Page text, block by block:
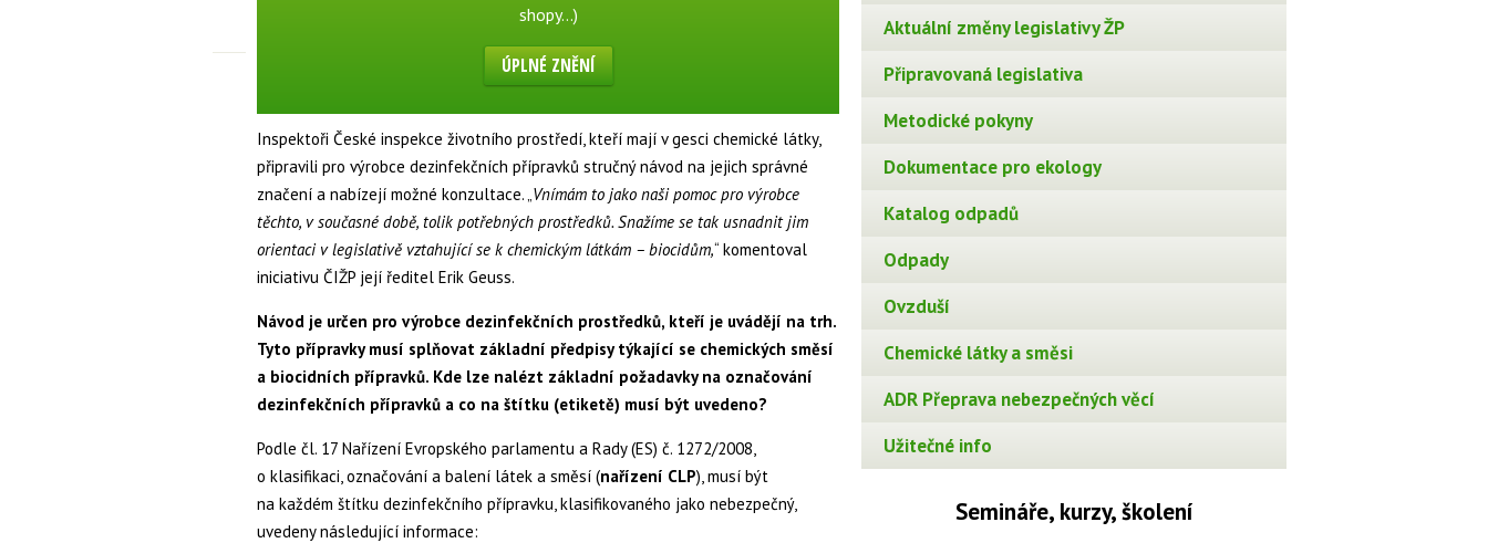
shopy...)
ÚPLNÉ ZNĚNÍ
Inspektoři České inspekce životního prostředí, kteří mají v gesci chemické látky,
připravili pro výrobce dezinfekčních přípravků stručný návod na jejich správné
značení a nabízejí možné konzultace. „Vnímám to jako naši pomoc pro výrobce
těchto, v současné době, tolik potřebných prostředků. Snažíme se tak usnadnit jim
orientaci v legislativě vztahující se k chemickým látkám – biocidům,“ komentoval
iniciativu ČIŽP její ředitel Erik Geuss.
Návod je určen pro výrobce dezinfekčních prostředků, kteří je uvádějí na trh.
Tyto přípravky musí splňovat základní předpisy týkající se chemických směsí
a biocidních přípravků. Kde lze nalézt základní požadavky na označování
dezinfekčních přípravků a co na štítku (etiketě) musí být uvedeno?
Podle čl. 17 Nařízení Evropského parlamentu a Rady (ES) č. 1272/2008,
o klasifikaci, označování a balení látek a směsí (nařízení CLP), musí být
na každém štítku dezinfekčního přípravku, klasifikovaného jako nebezpečný,
uvedeny následující informace:
Aktuální změny legislativy ŽP
Připravovaná legislativa
Metodické pokyny
Dokumentace pro ekology
Katalog odpadů
Odpady
Ovzduší
Chemické látky a směsi
ADR Přeprava nebezpečných věcí
Užitečné info
Semináře, kurzy, školení